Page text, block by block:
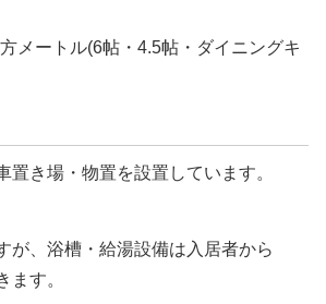
メートル(6帖・4.5帖・ダイニングキ
置き場・物置を設置しています。
が、浴槽・給湯設備は入居者から
ます。